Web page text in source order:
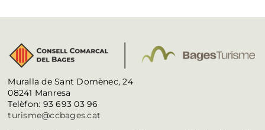
Muralla de Sant Domènec, 24
08241 Manresa
Telèfon: 93 693 03 96
turisme@ccbages.cat